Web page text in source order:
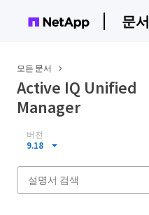
문서
모든 문서
Active IQ Unified
Manager
버전
9.18